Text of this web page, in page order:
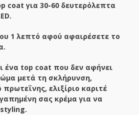
coat για 30-60 δευτερόλεπτα
1 λεπτό αφού αφαιρέσετε το
ένα top coat που δεν αφήνει
μετά τη σκλήρυνση,
ελιξίριο καριτέ
σας κρέμα για να